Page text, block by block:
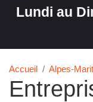
Lundi au
Accueil Alpes-